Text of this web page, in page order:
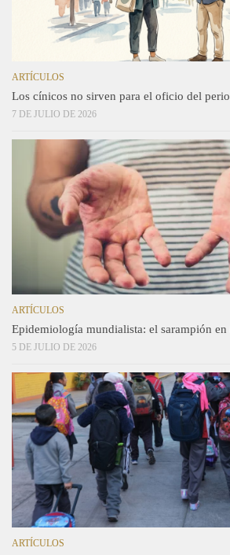
ARTÍCULOS
Los cínicos no sirven para el oficio del
7 DE JULIO DE 2026
ARTÍCULOS
Epidemiología mundialista: el sarampión
5 DE JULIO DE 2026
ARTÍCULOS